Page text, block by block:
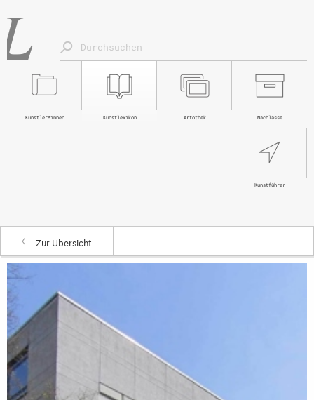
Nachlässe
Artothek
Kunstlexikon
Künstler*innen
Kunstführer
Zur Übersicht